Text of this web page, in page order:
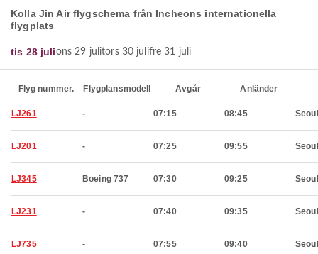
Kolla Jin Air flygschema från Incheons internationella
flygplats
tis 28 julions 29 julitors 30 julifre 31 juli
Flyg nummer. Flygplansmodell Avgår Anländer
LJ261 - 07:15 08:45 Seoul
LJ201 - 07:25 09:55 Seoul
LJ345 Boeing 737 07:30 09:25 Seoul
LJ231 - 07:40 09:35 Seoul
LJ735 - 07:55 09:40 Seoul